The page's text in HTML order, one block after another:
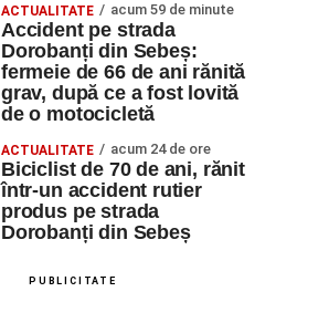
ACTUALITATE acum 59 de minute
Accident pe strada
Dorobanți din Sebeș:
fermeie de 66 de ani rănită
grav, după ce a fost lovită
de o motocicletă
ACTUALITATE acum 24 de ore
Biciclist de 70 de ani, rănit
într-un accident rutier
produs pe strada
Dorobanți din Sebeș
PUBLICITATE